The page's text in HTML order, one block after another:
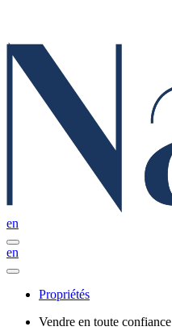
en
en
Propriétés
Vendre en toute confiance